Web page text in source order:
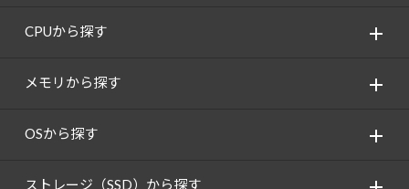
CPUから探す
メモリから探す
OSから探す
ストレージ（SSD）から探す